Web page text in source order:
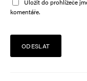
Uložit do prohlížeče
komentáře.